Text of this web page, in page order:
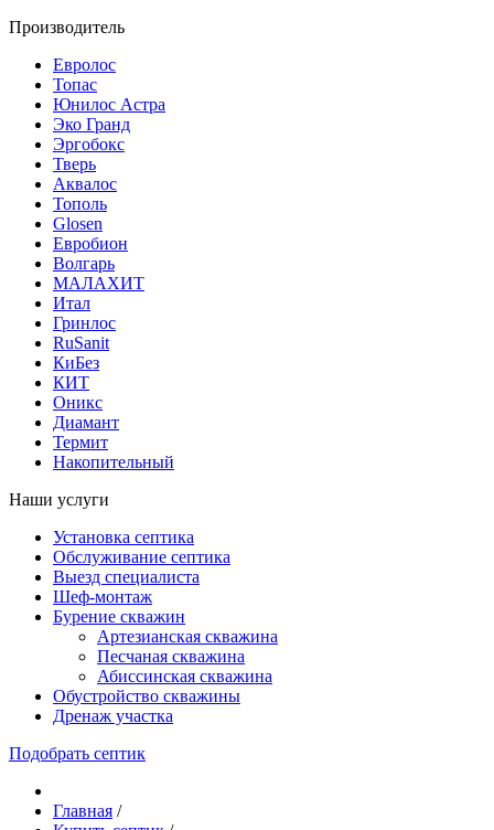
Производитель
Евролос
Топас
Юнилос Астра
Эко Гранд
Эргобокс
Тверь
Аквалос
Тополь
Glosen
Евробион
Волгарь
МАЛАХИТ
Итал
Гринлос
RuSanit
КиБез
КИТ
Оникс
Диамант
Термит
Накопительный
Наши услуги
Установка септика
Обслуживание септика
Выезд специалиста
Шеф-монтаж
Бурение скважин
Артезианская скважина
Песчаная скважина
Абиссинская скважина
Обустройство скважины
Дренаж участка
Подобрать септик
Главная /